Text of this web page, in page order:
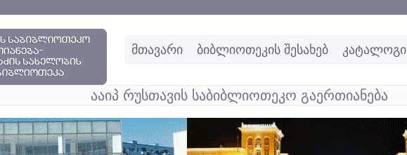
მთავარი ბიბლიოთეკის შესახებ კატალოგი
ააიპ რუსთავის საბიბლიოთეკო გაერთიანება